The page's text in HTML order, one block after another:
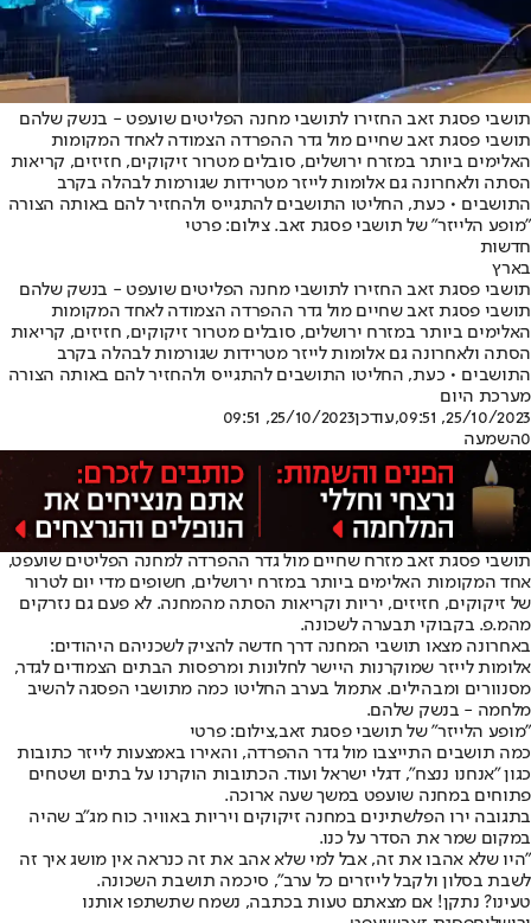
תושבי פסגת זאב החזירו לתושבי מחנה הפליטים שועפט - בנשק שלהם
תושבי פסגת זאב שחיים מול גדר ההפרדה הצמודה לאחד המקומות
האלימים ביותר במזרח ירושלים, סובלים מטרור זיקוקים, חזיזים, קריאות
הסתה ולאחרונה גם אלומות לייזר מטרידות שגורמות לבהלה בקרב
התושבים • כעת, החליטו התושבים להתגייס ולהחזיר להם באותה הצורה
"מופע הלייזר" של תושבי פסגת זאב. צילום: פרטי
חדשות
בארץ
תושבי פסגת זאב החזירו לתושבי מחנה הפליטים שועפט - בנשק שלהם
תושבי פסגת זאב שחיים מול גדר ההפרדה הצמודה לאחד המקומות
האלימים ביותר במזרח ירושלים, סובלים מטרור זיקוקים, חזיזים, קריאות
הסתה ולאחרונה גם אלומות לייזר מטרידות שגורמות לבהלה בקרב
התושבים • כעת, החליטו התושבים להתגייס ולהחזיר להם באותה הצורה
מערכת היום
25/10/2023, 09:51
,עודכן25/10/2023, 09:51
0השמעה
תושבי פסגת זאב מזרח שחיים מול גדר ההפרדה למחנה הפליטים שועפט,
אחד המקומות האלימים ביותר במזרח ירושלים, חשופים מדי יום לטרור
של זיקוקים, חזיזים, יריות וקריאות הסתה מהמחנה. לא פעם גם נזרקים
מהמ.פ. בקבוקי תבערה לשכונה.
באחרונה מצאו תושבי המחנה דרך חדשה להציק לשכניהם היהודים:
אלומות לייזר שמוקרנות היישר לחלונות ומרפסות הבתים הצמודים לגדר,
מסנוורים ומבהילים. אתמול בערב החליטו כמה מתושבי הפסגה להשיב
מלחמה - בנשק שלהם.
"מופע הלייזר" של תושבי פסגת זאב,צילום: פרטי
כמה תושבים התייצבו מול גדר ההפרדה, והאירו באמצעות לייזר כתובות
כגון "אנחנו ננצח", דגלי ישראל ועוד. הכתובות הוקרנו על בתים ושטחים
פתוחים במחנה שועפט במשך שעה ארוכה.
בתגובה ירו הפלשתינים במחנה זיקוקים ויריות באוויר. כוח מג"ב שהיה
במקום שמר את הסדר על כנו.
"היו שלא אהבו את זה, אבל למי שלא אהב את זה כנראה אין מושג איך זה
לשבת בסלון ולקבל לייזרים כל ערב", סיכמה תושבת השכונה.
טעינו? נתקן! אם מצאתם טעות בכתבה, נשמח שתשתפו אותנו